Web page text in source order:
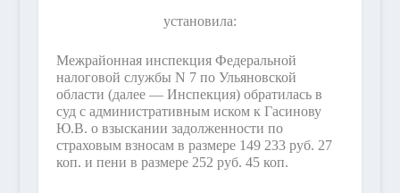
установила:
Межрайонная инспекция Федеральной
налоговой службы N 7 по Ульяновской
области (далее — Инспекция) обратилась в
суд с административным иском к Гасинову
Ю.В. о взыскании задолженности по
страховым взносам в размере 149 233 руб. 27
коп. и пени в размере 252 руб. 45 коп.